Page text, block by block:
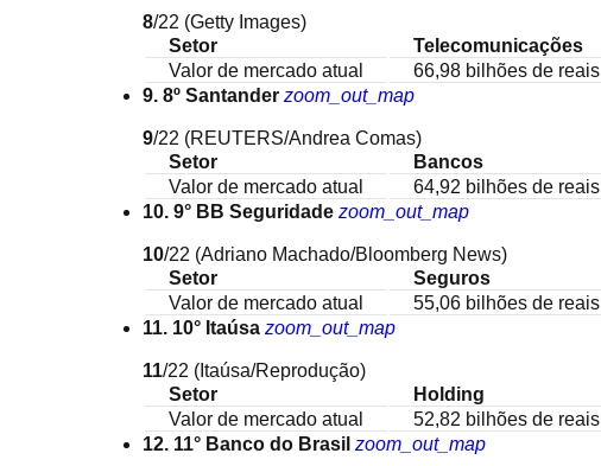
8/22 (Getty Images)
Setor
Telecomunicações
Valor de mercado atual
66,98 bilhões de reais
9. 8º Santander zoom_out_map
9/22 (REUTERS/Andrea Comas)
Setor
Bancos
Valor de mercado atual
64,92 bilhões de reais
10. 9° BB Seguridade zoom_out_map
10/22 (Adriano Machado/Bloomberg News)
Setor
Seguros
Valor de mercado atual
55,06 bilhões de reais
11. 10° Itaúsa zoom_out_map
11/22 (Itaúsa/Reprodução)
Setor
Holding
Valor de mercado atual
52,82 bilhões de reais
12. 11° Banco do Brasil zoom_out_map